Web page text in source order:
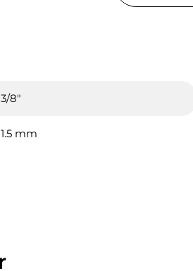
3/8"
1.5 mm